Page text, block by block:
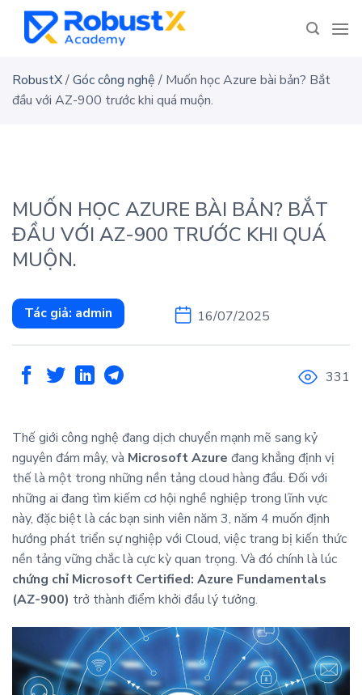
content
RobustX/Góc công nghệ/ Muốn học Azure bài bản? Bắt
đầu với AZ-900 trước khi quá muộn.
MUỐN HỌC AZURE BÀI BẢN? BẮT
ĐẦU VỚI AZ-900 TRƯỚC KHI QUÁ
MUỘN.
Tác giả: admin 16/07/2025
331
Thế giới công nghệ đang dịch chuyển mạnh mẽ sang kỷ
nguyên đám mây, và Microsoft Azure đang khẳng định vị
thế là một trong những nền tảng cloud hàng đầu. Đối với
những ai đang tìm kiếm cơ hội nghề nghiệp trong lĩnh vực
này, đặc biệt là các bạn sinh viên năm 3, năm 4 muốn định
hướng phát triển sự nghiệp với Cloud, việc trang bị kiến thức
nền tảng vững chắc là cực kỳ quan trọng. Và đó chính là lúc
chứng chỉ Microsoft Certified: Azure Fundamentals
(AZ-900) trở thành điểm khởi đầu lý tưởng.